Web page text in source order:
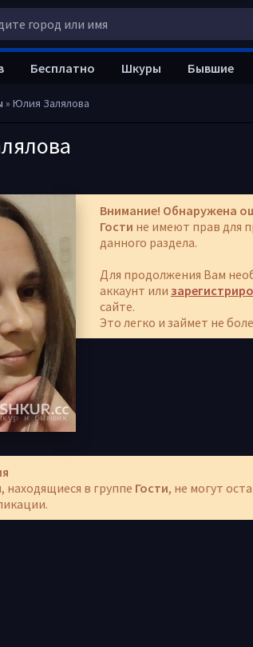
» Юлия Залялова
Внимание! Обнаружена
Гости не имеют прав для
данного раздела.
Для продолжения Вам
аккаунт или
сайте.
Это легко и займет не
находящиеся в группе Гости, не могут
Бесплатно Шкуры Бывшие